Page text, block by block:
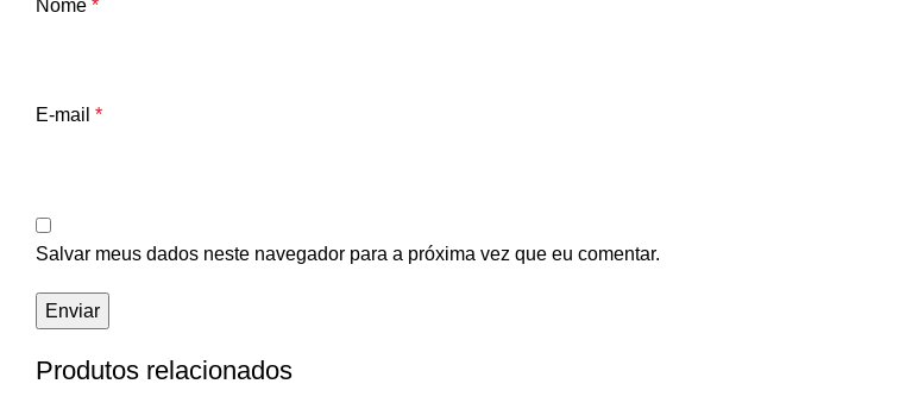
Nome *
E-mail *
Salvar meus dados neste navegador para a próxima vez que eu comentar.
Produtos relacionados